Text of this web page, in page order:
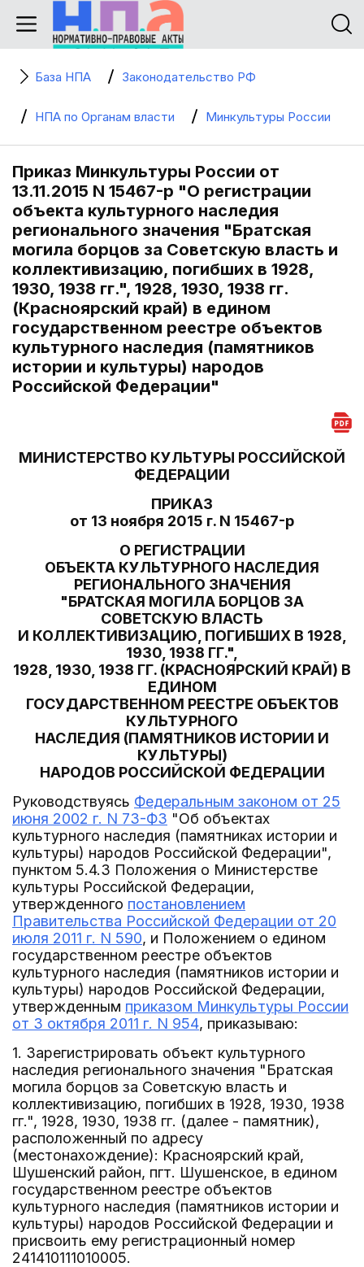
База НПА Законодательство РФ
НПА по Органам власти Минкультуры России
Приказ Минкультуры России от
13.11.2015 N 15467-р "О регистрации
объекта культурного наследия
регионального значения "Братская
могила борцов за Советскую власть и
коллективизацию, погибших в 1928,
1930, 1938 гг.", 1928, 1930, 1938 гг.
(Красноярский край) в едином
государственном реестре объектов
культурного наследия (памятников
истории и культуры) народов
Российской Федерации"
МИНИСТЕРСТВО КУЛЬТУРЫ РОССИЙСКОЙ
ФЕДЕРАЦИИ
ПРИКАЗ
от 13 ноября 2015 г. N 15467-р
О РЕГИСТРАЦИИ
ОБЪЕКТА КУЛЬТУРНОГО НАСЛЕДИЯ
РЕГИОНАЛЬНОГО ЗНАЧЕНИЯ
"БРАТСКАЯ МОГИЛА БОРЦОВ ЗА
СОВЕТСКУЮ ВЛАСТЬ
И КОЛЛЕКТИВИЗАЦИЮ, ПОГИБШИХ В 1928,
1930, 1938 ГГ.",
1928, 1930, 1938 ГГ. (КРАСНОЯРСКИЙ КРАЙ) В
ЕДИНОМ
ГОСУДАРСТВЕННОМ РЕЕСТРЕ ОБЪЕКТОВ
КУЛЬТУРНОГО
НАСЛЕДИЯ (ПАМЯТНИКОВ ИСТОРИИ И
КУЛЬТУРЫ)
НАРОДОВ РОССИЙСКОЙ ФЕДЕРАЦИИ
Руководствуясь Федеральным законом от 25
июня 2002 г. N 73-ФЗ "Об объектах
культурного наследия (памятниках истории и
культуры) народов Российской Федерации",
пунктом 5.4.3 Положения о Министерстве
культуры Российской Федерации,
утвержденного постановлением
Правительства Российской Федерации от 20
июля 2011 г. N 590, и Положением о едином
государственном реестре объектов
культурного наследия (памятников истории и
культуры) народов Российской Федерации,
утвержденным приказом Минкультуры России
от 3 октября 2011 г. N 954, приказываю:
1. Зарегистрировать объект культурного
наследия регионального значения "Братская
могила борцов за Советскую власть и
коллективизацию, погибших в 1928, 1930, 1938
гг.", 1928, 1930, 1938 гг. (далее - памятник),
расположенный по адресу
(местонахождение): Красноярский край,
Шушенский район, пгт. Шушенское, в едином
государственном реестре объектов
культурного наследия (памятников истории и
культуры) народов Российской Федерации и
присвоить ему регистрационный номер
241410111010005.